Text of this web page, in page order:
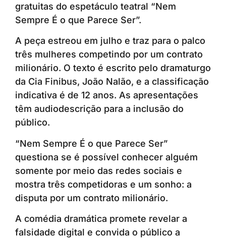
gratuitas do espetáculo teatral “Nem
Sempre É o que Parece Ser”.
A peça estreou em julho e traz para o palco
três mulheres competindo por um contrato
milionário. O texto é escrito pelo dramaturgo
da Cia Finibus, João Nalão, e a classificação
indicativa é de 12 anos. As apresentações
têm audiodescrição para a inclusão do
público.
“Nem Sempre É o que Parece Ser”
questiona se é possível conhecer alguém
somente por meio das redes sociais e
mostra três competidoras e um sonho: a
disputa por um contrato milionário.
A comédia dramática promete revelar a
falsidade digital e convida o público a